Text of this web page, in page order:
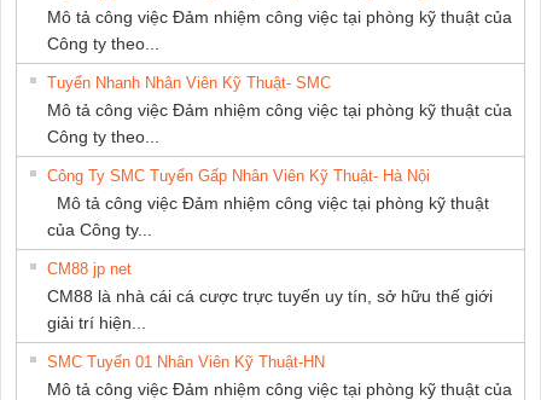
Mô tả công việc Đảm nhiệm công việc tại phòng kỹ thuật của
Công ty theo...
Tuyển Nhanh Nhân Viên Kỹ Thuật- SMC
Mô tả công việc Đảm nhiệm công việc tại phòng kỹ thuật của
Công ty theo...
Công Ty SMC Tuyển Gấp Nhân Viên Kỹ Thuật- Hà Nội
Mô tả công việc Đảm nhiệm công việc tại phòng kỹ thuật
của Công ty...
CM88 jp net
CM88 là nhà cái cá cược trực tuyến uy tín, sở hữu thế giới
giải trí hiện...
SMC Tuyển 01 Nhân Viên Kỹ Thuật-HN
Mô tả công việc Đảm nhiệm công việc tại phòng kỹ thuật của